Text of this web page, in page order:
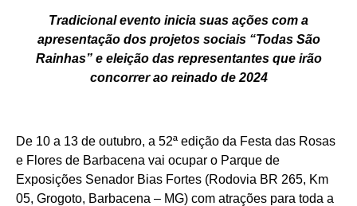
Tradicional evento inicia suas ações com a
apresentação dos projetos sociais “Todas São
Rainhas” e eleição das representantes que irão
concorrer ao reinado de 2024
De 10 a 13 de outubro, a 52ª edição da Festa das Rosas
e Flores de Barbacena vai ocupar o Parque de
Exposições Senador Bias Fortes (Rodovia BR 265, Km
05, Grogoto, Barbacena – MG) com atrações para toda a